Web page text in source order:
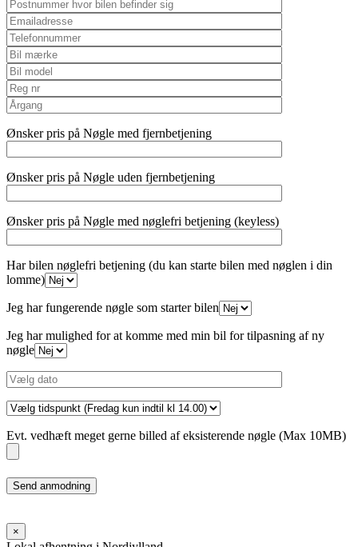
Ønsker pris på Nøgle med fjernbetjening
Ønsker pris på Nøgle uden fjernbetjening
Ønsker pris på Nøgle med nøglefri betjening (keyless)
Har bilen nøglefri betjening (du kan starte bilen med nøglen i din
lomme)
Jeg har fungerende nøgle som starter bilen
Jeg har mulighed for at komme med min bil for tilpasning af ny
nøgle
Evt. vedhæft meget gerne billed af eksisterende nøgle (Max 10MB)
Please
leave
field
empty.
×